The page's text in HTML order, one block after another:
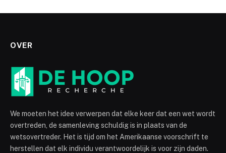
OVER
We moeten het idee verwerpen dat elke keer dat een wet wordt
overtreden, de samenleving schuldig is in plaats van de
wetsovertreder. Het is tijd om het Amerikaanse voorschrift te
herstellen dat elk individu verantwoordelijk is voor zijn daden.